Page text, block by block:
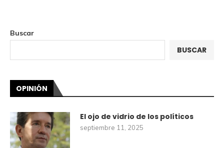
Buscar
BUSCAR
OPINIÓN
El ojo de vidrio de los políticos
septiembre 11, 2025